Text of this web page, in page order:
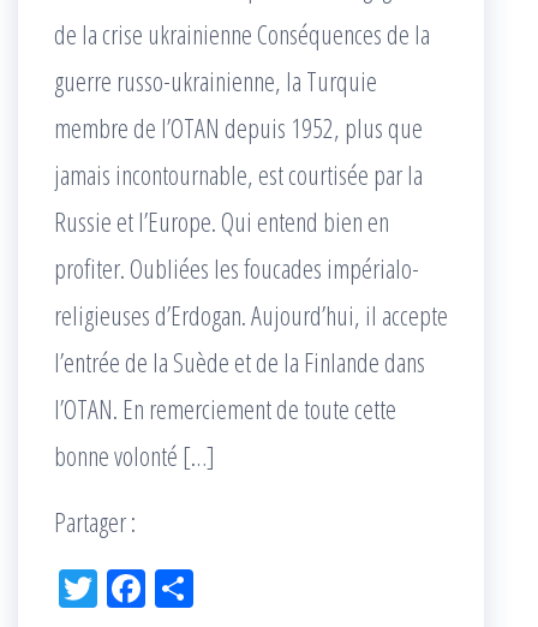
de la crise ukrainienne Conséquences de la
guerre russo-ukrainienne, la Turquie
membre de l’OTAN depuis 1952, plus que
jamais incontournable, est courtisée par la
Russie et l’Europe. Qui entend bien en
profiter. Oubliées les foucades impérialo-
religieuses d’Erdogan. Aujourd’hui, il accepte
l’entrée de la Suède et de la Finlande dans
l’OTAN. En remerciement de toute cette
bonne volonté […]
Partager :
Tw Fac